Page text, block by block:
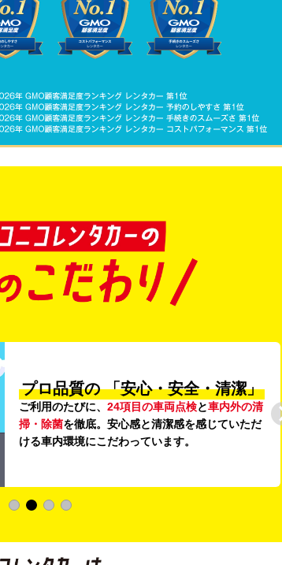
プロ品質の 「安心・安全・清潔」
ご利用のたびに、 24項目の車両点検と車内外の清
掃・除菌を徹底。安心感と清潔感を感じていただ
ける車内環境にこだわっています。